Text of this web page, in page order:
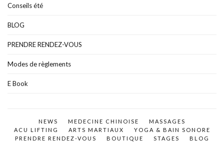
Conseils été
BLOG
PRENDRE RENDEZ-VOUS
Modes de règlements
E Book
NEWS MEDECINE CHINOISE
MASSAGES
ACU LIFTING
ARTS MARTIAUX
YOGA & BAIN SONORE
PRENDRE RENDEZ-VOUS
BOUTIQUE STAGES BLOG